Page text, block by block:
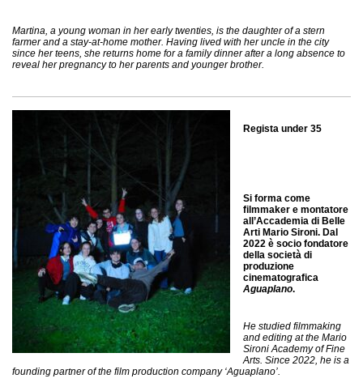
Martina, a young woman in her early twenties, is the daughter of a stern
farmer and a stay-at-home mother. Having lived with her uncle in the city
since her teens, she returns home for a family dinner after a long absence to
reveal her pregnancy to her parents and younger brother.
Regista under 35
Si forma come
filmmaker e montatore
all’Accademia di Belle
Arti Mario Sironi. Dal
2022 è socio fondatore
della società di
produzione
cinematografica
Aguaplano.
He studied filmmaking
and editing at the Mario
Sironi Academy of Fine
Arts. Since 2022, he is a
founding partner of the film production company ‘Aguaplano’.